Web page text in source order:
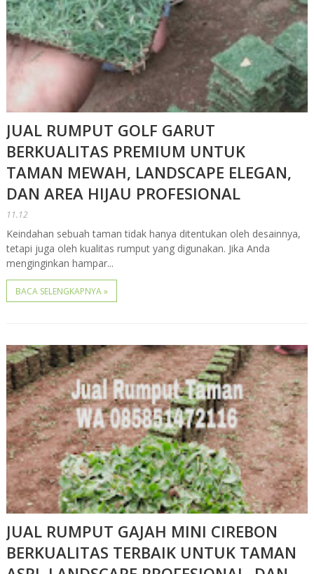
JUAL RUMPUT GOLF GARUT
BERKUALITAS PREMIUM UNTUK
TAMAN MEWAH, LANDSCAPE ELEGAN,
DAN AREA HIJAU PROFESIONAL
11.12
Keindahan sebuah taman tidak hanya ditentukan oleh desainnya,
tetapi juga oleh kualitas rumput yang digunakan. Jika Anda
menginginkan hampar...
BACA SELENGKAPNYA »
JUAL RUMPUT GAJAH MINI CIREBON
BERKUALITAS TERBAIK UNTUK TAMAN